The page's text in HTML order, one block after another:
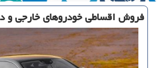
فروش اقساطی خودروهای خارجی و